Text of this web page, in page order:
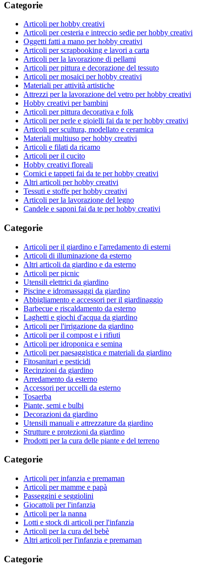
Categorie
Articoli per hobby creativi
Articoli per cesteria e intreccio sedie per hobby creativi
Oggetti fatti a mano per hobby creativi
Articoli per scrapbooking e lavori a carta
Articoli per la lavorazione di pellami
Articoli per pittura e decorazione del tessuto
Articoli per mosaici per hobby creativi
Materiali per attività artistiche
Attrezzi per la lavorazione del vetro per hobby creativi
Hobby creativi per bambini
Articoli per pittura decorativa e folk
Articoli per perle e gioielli fai da te per hobby creativi
Articoli per scultura, modellato e ceramica
Materiali multiuso per hobby creativi
Articoli e filati da ricamo
Articoli per il cucito
Hobby creativi floreali
Cornici e tappeti fai da te per hobby creativi
Altri articoli per hobby creativi
Tessuti e stoffe per hobby creativi
Articoli per la lavorazione del legno
Candele e saponi fai da te per hobby creativi
Categorie
Articoli per il giardino e l'arredamento di esterni
Articoli di illuminazione da esterno
Altri articoli da giardino e da esterno
Articoli per picnic
Utensili elettrici da giardino
Piscine e idromassaggi da giardino
Abbigliamento e accessori per il giardinaggio
Barbecue e riscaldamento da esterno
Laghetti e giochi d'acqua da giardino
Articoli per l'irrigazione da giardino
Articoli per il compost e i rifiuti
Articoli per idroponica e semina
Articoli per paesaggistica e materiali da giardino
Fitosanitari e pesticidi
Recinzioni da giardino
Arredamento da esterno
Accessori per uccelli da esterno
Tosaerba
Piante, semi e bulbi
Decorazioni da giardino
Utensili manuali e attrezzature da giardino
Strutture e protezioni da giardino
Prodotti per la cura delle piante e del terreno
Categorie
Articoli per infanzia e premaman
Articoli per mamme e papà
Passeggini e seggiolini
Giocattoli per l'infanzia
Articoli per la nanna
Lotti e stock di articoli per l'infanzia
Articoli per la cura del bebè
Altri articoli per l'infanzia e premaman
Categorie